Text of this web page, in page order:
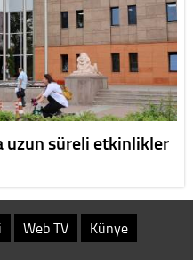
uzun süreli etkinlikler
Web TV Künye